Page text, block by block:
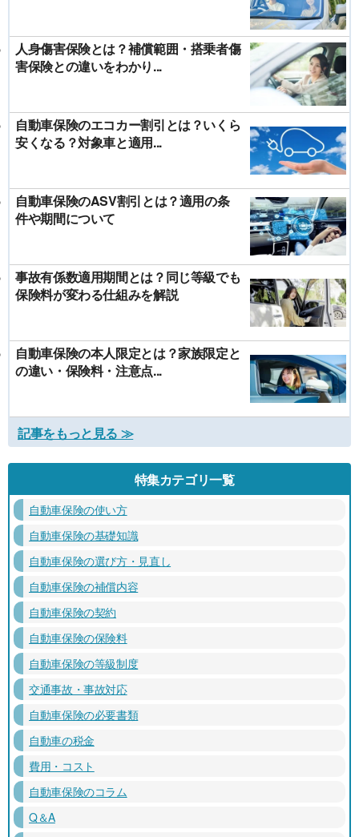
人身傷害保険とは？補償範囲・搭乗者傷
害保険との違いをわかり...
自動車保険のエコカー割引とは？いくら
安くなる？対象車と適用...
自動車保険のASV割引とは？適用の条
件や期間について
事故有係数適用期間とは？同じ等級でも
保険料が変わる仕組みを解説
自動車保険の本人限定とは？家族限定と
の違い・保険料・注意点...
記事をもっと見る ≫
特集カテゴリ一覧
自動車保険の使い方
自動車保険の基礎知識
自動車保険の選び方・見直し
自動車保険の補償内容
自動車保険の契約
自動車保険の保険料
自動車保険の等級制度
交通事故・事故対応
自動車保険の必要書類
自動車の税金
費用・コスト
自動車保険のコラム
Q＆A